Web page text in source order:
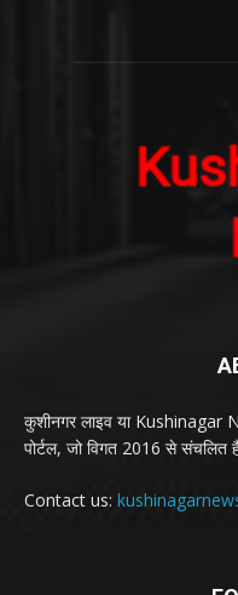
कुशीनगर लाइव या Kushinagar
पोर्टल, जो विगत 2016 से संचलित
Contact us: